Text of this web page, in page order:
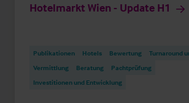
Hotelmarkt Wien - Update H1
Publikationen Hotels Bewertung
Turnaround
Vermittlung
Beratung
Pachtprüfung
Investitionen und Entwicklung